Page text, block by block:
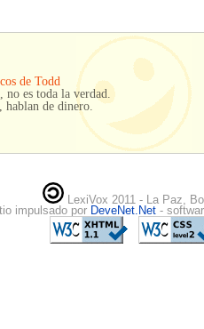
de Todd
es toda la verdad.
de dinero.
LexiVox 2011 - La Paz,
impulsado por DeveNet.Net -